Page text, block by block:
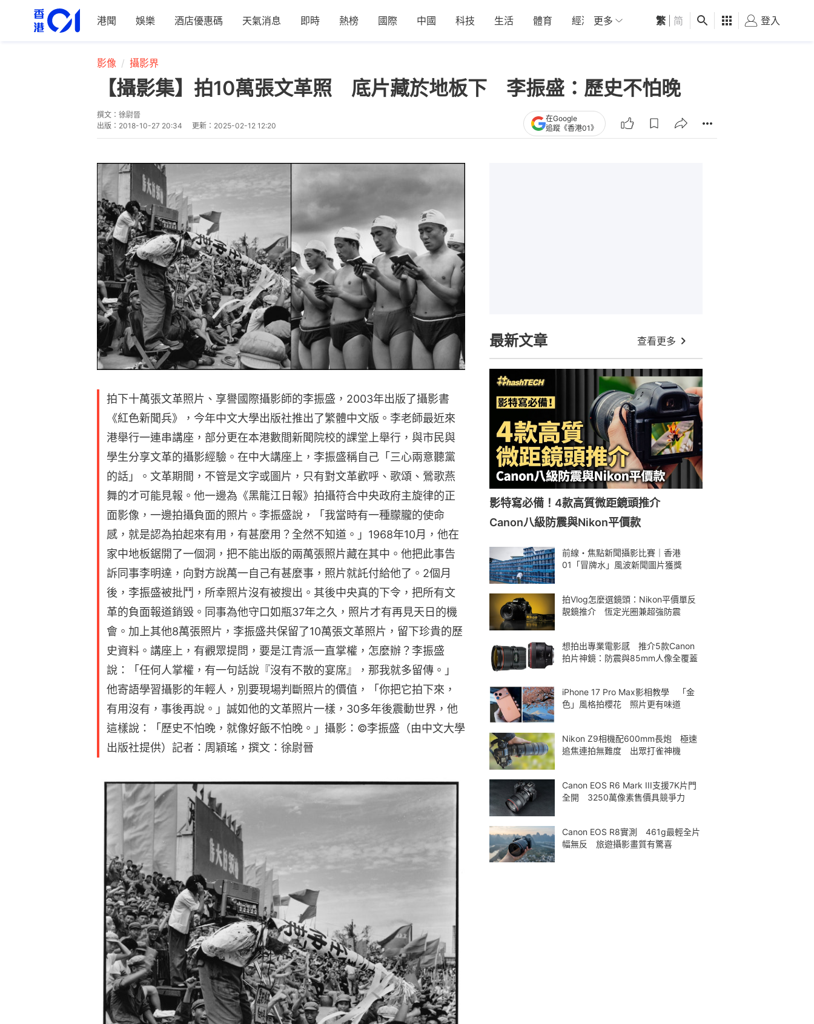
港聞 娛樂 酒店優惠碼 天氣消息 即時 熱榜 國際 中國 科技 生活 體育 經濟 01深圳 觀點 健康 好食玩飛
更多 繁 简 登入
影像 攝影界
【攝影集】拍10萬張文革照 底片藏於地板下 李振盛：歷史不怕晚
撰文： 徐尉晉
出版： 2018-10-27 20:34 更新： 2025-02-12 12:20
在Google
追蹤《香港01》
拍下十萬張文革照片、享譽國際攝影師的李振盛，2003年出版了攝影書
《紅色新聞兵》，今年中文大學出版社推出了繁體中文版。李老師最近來
港舉行一連串講座，部分更在本港數間新聞院校的課堂上舉行，與市民與
學生分享文革的攝影經驗。在中大講座上，李振盛稱自己「三心兩意聽黨
的話」。文革期間，不管是文字或圖片，只有對文革歡呼、歌頌、鶯歌燕
舞的才可能見報。他一邊為《黑龍江日報》拍攝符合中央政府主旋律的正
面影像，一邊拍攝負面的照片。李振盛說，「我當時有一種朦朧的使命
感，就是認為拍起來有用，有甚麼用？全然不知道。」1968年10月，他在
家中地板鋸開了一個洞，把不能出版的兩萬張照片藏在其中。他把此事告
訴同事李明達，向對方說萬一自己有甚麼事，照片就託付給他了。2個月
後，李振盛被批鬥，所幸照片沒有被搜出。其後中央真的下令，把所有文
革的負面報道銷毀。同事為他守口如瓶37年之久，照片才有再見天日的機
會。加上其他8萬張照片，李振盛共保留了10萬張文革照片，留下珍貴的歷
史資料。講座上，有觀眾提問，要是江青派一直掌權，怎麼辦？李振盛
說：「任何人掌權，有一句話說『沒有不散的宴席』，那我就多留傳。」
他寄語學習攝影的年輕人，別要現場判斷照片的價值，「你把它拍下來，
有用沒有，事後再說。」誠如他的文革照片一樣，30多年後震動世界，他
這樣說：「歷史不怕晚，就像好飯不怕晚。」攝影：©李振盛（由中文大學
出版社提供）記者：周穎瑤，撰文：徐尉晉
最新文章 查看更多
影特寫必備！4款高質微距鏡頭推介
Canon八級防震與Nikon平價款
前線・焦點新聞攝影比賽｜香港
01「冒牌水」風波新聞圖片獲獎
拍Vlog怎麼選鏡頭：Nikon平價單反
靚鏡推介 恆定光圈兼超強防震
想拍出專業電影感 推介5款Canon
拍片神鏡：防震與85mm人像全覆蓋
iPhone 17 Pro Max影相教學 「金
色」風格拍櫻花 照片更有味道
Nikon Z9相機配600mm長炮 極速
追焦連拍無難度 出眾打雀神機
Canon EOS R6 Mark III支援7K片門
全開 3250萬像素售價具競爭力
Canon EOS R8實測 461g最輕全片
幅無反 旅遊攝影畫質有驚喜